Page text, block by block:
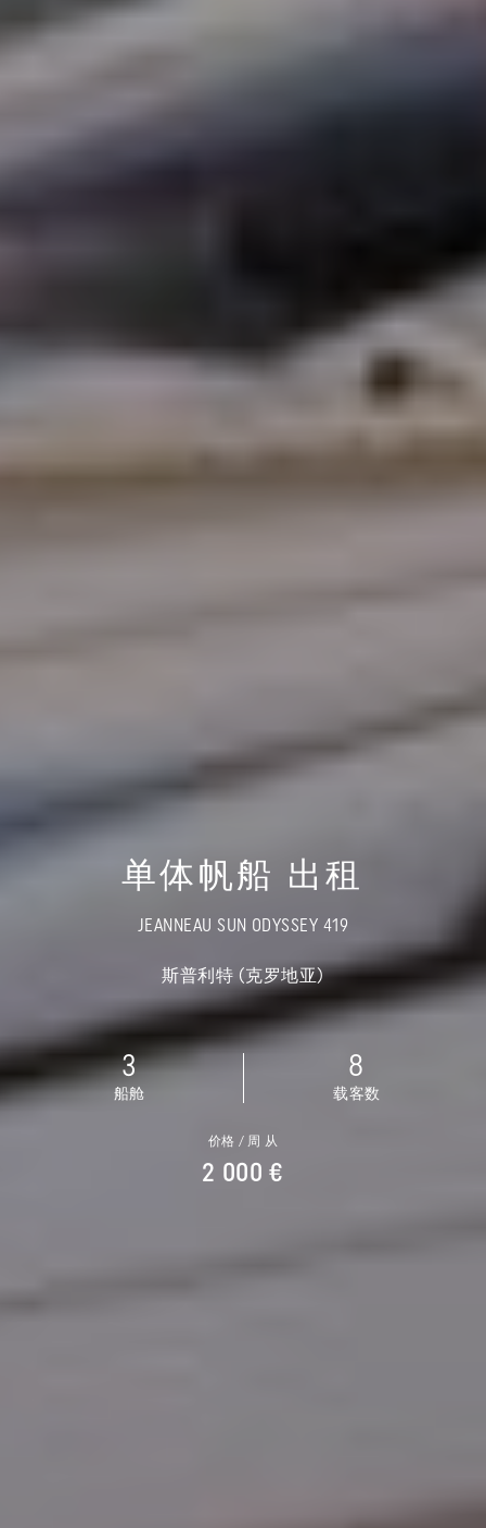
单体帆船 出租
JEANNEAU SUN ODYSSEY 419
斯普利特 (克罗地亚)
3
船舱
8
载客数
价格 / 周 从
2 000 €